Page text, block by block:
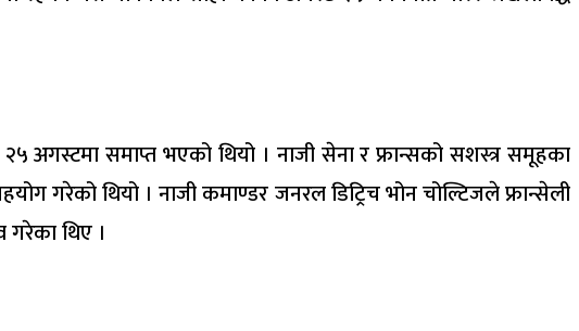
अगस्टमा समाप्त भएको थियो । नाजी सेना र फ्रान्सको सशस्त्र समूहका
गरेको थियो । नाजी कमाण्डर जनरल डिट्रिच भोन चोल्टिजले फ्रान्सेली
थिए ।